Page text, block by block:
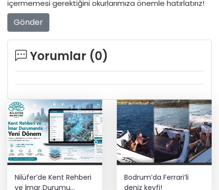
içermemesi gerektiğini okurlarımıza önemle hatırlatırız!
Gönder
Yorumlar (0)
Nilüfer’de Kent Rehberi
ve İmar Durumu
Bodrum’da Ferrari’li
deniz keyfi!